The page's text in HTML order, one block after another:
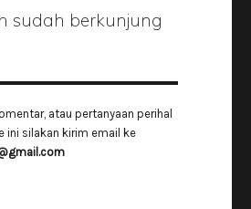
sudah berkunjung
atau pertanyaan perihal
ini silakan kirim email ke